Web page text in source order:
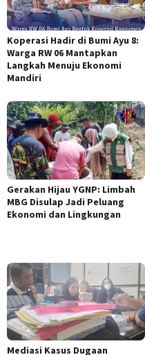
Koperasi Hadir di Bumi Ayu 8:
Warga RW 06 Mantapkan
Langkah Menuju Ekonomi
Mandiri
Gerakan Hijau YGNP: Limbah
MBG Disulap Jadi Peluang
Ekonomi dan Lingkungan
Mediasi Kasus Dugaan